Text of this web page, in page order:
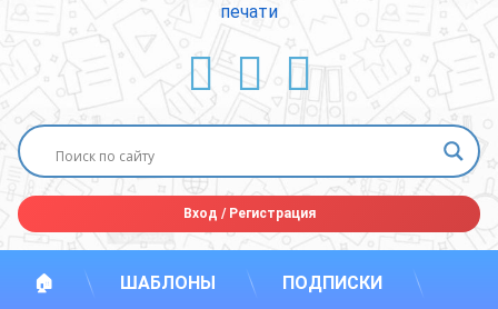
печати
ВКонтакте
YouTube
E-mail
Вход /Регистрация
🏠 ШАБЛОНЫ ПОДПИСКИ